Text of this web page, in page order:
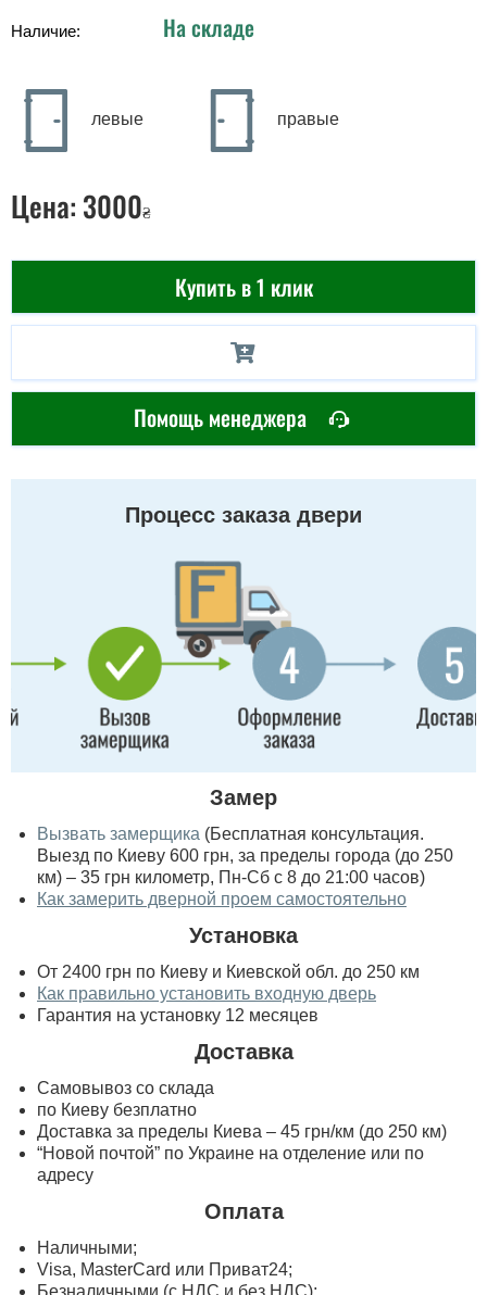
Наличие: На складе
левые правые
Цена: 3000₴
Купить в 1 клик
Помощь менеджера
Процесс заказа двери
Замер
Вызвать замерщика (Бесплатная консультация.
Выезд по Киеву 600 грн, за пределы города (до 250
км) – 35 грн километр, Пн-Сб с 8 до 21:00 часов)
Как замерить дверной проем самостоятельно
Установка
От 2400 грн по Киеву и Киевской обл. до 250 км
Как правильно установить входную дверь
Гарантия на установку 12 месяцев
Доставка
Самовывоз со склада
по Киеву безплатно
Доставка за пределы Киева – 45 грн/км (до 250 км)
“Новой почтой” по Украине на отделение или по
адресу
Оплата
Наличными;
Visa, MasterСard или Приват24;
Безналичными (с НДС и без НДС);